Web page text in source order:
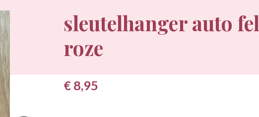
sleutelhanger auto fel
roze
€ 8,95